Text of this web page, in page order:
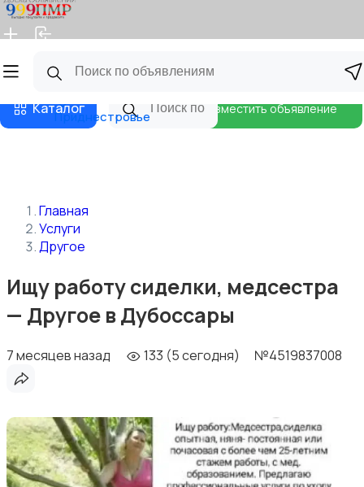
Главная
Каталог
Приднестровье
Разместить объявление
Главная
Услуги
Другое
Ищу работу сиделки, медсестра
— Другое в Дубоссары
7 месяцев назад 133 (5 сегодня) №4519837008